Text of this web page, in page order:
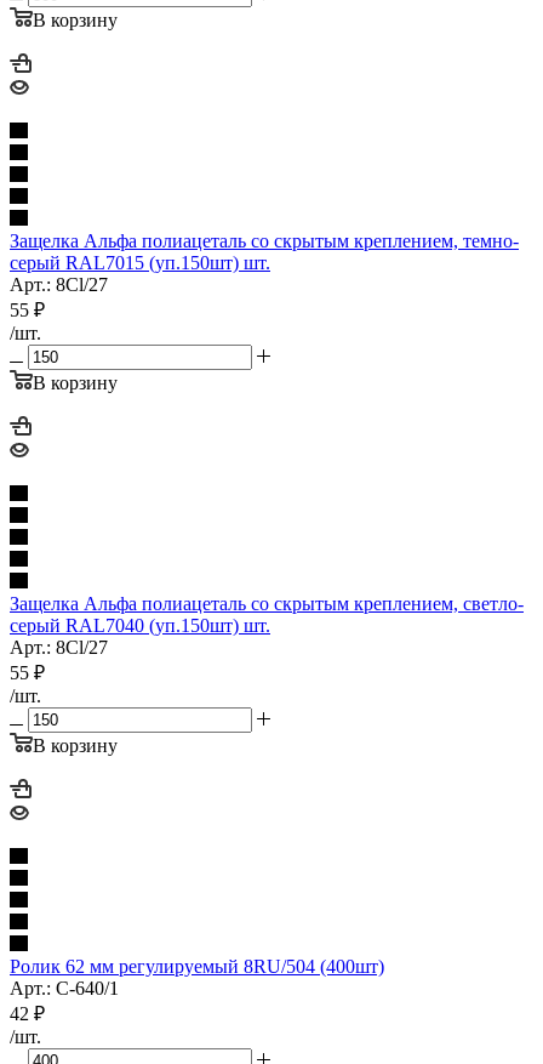
В корзину
Защелка Альфа полиацеталь со скрытым креплением, темно-
серый RAL7015 (уп.150шт) шт.
Арт.: 8Cl/27
55 ₽
/шт.
В корзину
Защелка Альфа полиацеталь со скрытым креплением, светло-
серый RAL7040 (уп.150шт) шт.
Арт.: 8Cl/27
55 ₽
/шт.
В корзину
Ролик 62 мм регулируемый 8RU/504 (400шт)
Арт.: С-640/1
42 ₽
/шт.